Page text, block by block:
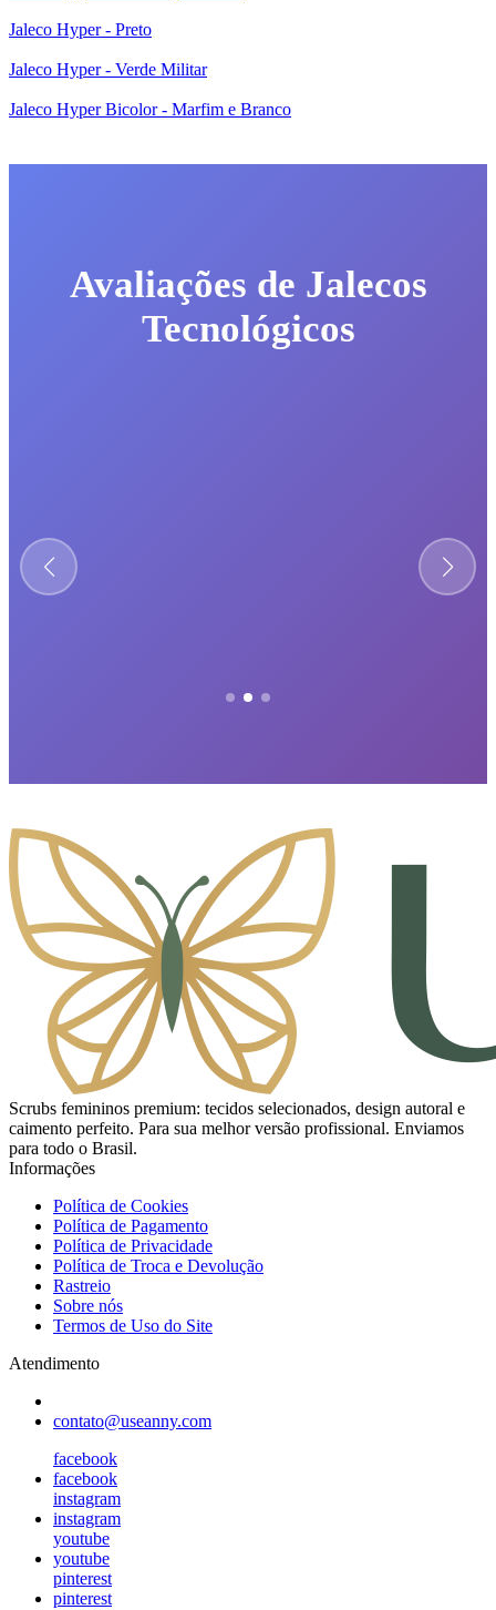
Jaleco Hyper - Preto
Jaleco Hyper - Verde Militar
Jaleco Hyper Bicolor - Marfim e Branco
Avaliações de Jalecos
Tecnológicos
Scrubs femininos premium: tecidos selecionados, design autoral e
caimento perfeito. Para sua melhor versão profissional. Enviamos
para todo o Brasil.
Informações
Política de Cookies
Política de Pagamento
Política de Privacidade
Política de Troca e Devolução
Rastreio
Sobre nós
Termos de Uso do Site
Atendimento
contato@useanny.com
facebook
facebook
instagram
instagram
youtube
youtube
pinterest
pinterest